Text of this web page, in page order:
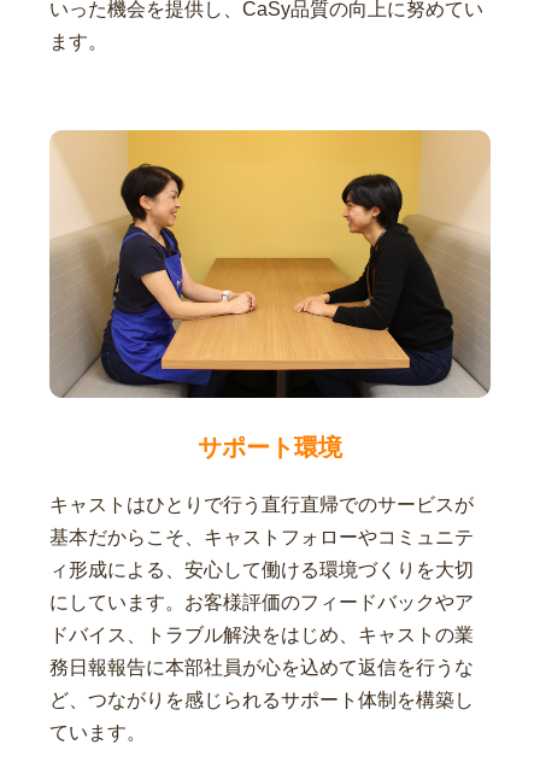
いった機会を提供し、CaSy品質の向上に努めてい
ます。
サポート環境
キャストはひとりで行う直行直帰でのサービスが
基本だからこそ、キャストフォローやコミュニテ
ィ形成による、安心して働ける環境づくりを大切
にしています。お客様評価のフィードバックやア
ドバイス、トラブル解決をはじめ、キャストの業
務日報報告に本部社員が心を込めて返信を行うな
ど、つながりを感じられるサポート体制を構築し
ています。